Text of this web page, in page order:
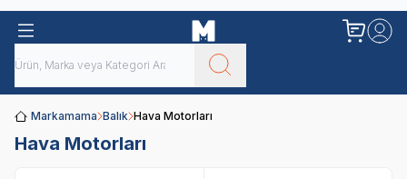
Markamama Balık Hava Motorları
Hava Motorları